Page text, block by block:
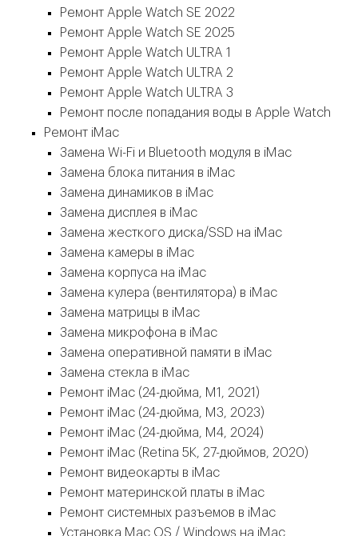
Ремонт Apple Watch SE 2022
Ремонт Apple Watch SE 2025
Ремонт Apple Watch ULTRA 1
Ремонт Apple Watch ULTRA 2
Ремонт Apple Watch ULTRA 3
Ремонт после попадания воды в Apple Watch
Ремонт iMac
Замена Wi-Fi и Bluetooth модуля в iMac
Замена блока питания в iMac
Замена динамиков в iMac
Замена дисплея в iMac
Замена жесткого диска/SSD на iMac
Замена камеры в iMac
Замена корпуса на iMac
Замена кулера (вентилятора) в iMac
Замена матрицы в iMac
Замена микрофона в iMac
Замена оперативной памяти в iMac
Замена стекла в iMac
Ремонт iMac (24-дюйма, M1, 2021)
Ремонт iMac (24-дюйма, M3, 2023)
Ремонт iMac (24-дюйма, M4, 2024)
Ремонт iMac (Retina 5K, 27-дюймов, 2020)
Ремонт видеокарты в iMac
Ремонт материнской платы в iMac
Ремонт системных разъемов в iMac
Установка Mac OS / Windows на iMac